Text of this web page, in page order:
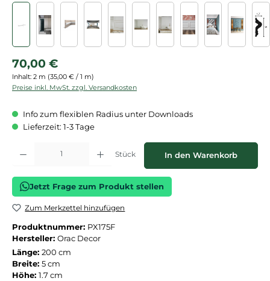
Regulärer Preis:
70,00 €
Inhalt: 2 m (35,00 € / 1 m)
Preise inkl. MwSt. zzgl. Versandkosten
Info zum flexiblen Radius unter Downloads
Lieferzeit: 1-3 Tage
Produkt Anzahl: Gib den gewünschten Wert ein oder benutze die
Stück In den Warenkorb
Jetzt Frage zum Produkt stellen
Zum Merkzettel hinzufügen
Produktnummer: PX175F
Hersteller: Orac Decor
Länge: 200 cm
Breite: 5 cm
Höhe: 1.7 cm